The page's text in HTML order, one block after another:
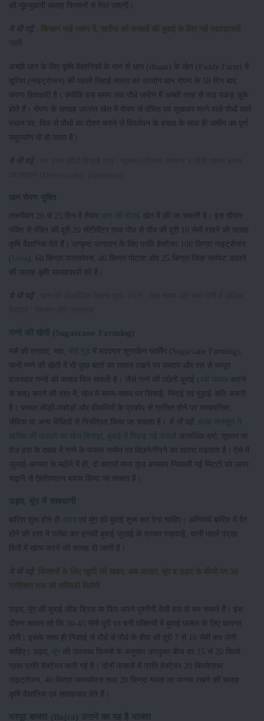
की मुंहजुबानी सलाह किसानों से मिल जाएगी।
ये भी पढ़ें
किसान भाई ध्यान दें, खरीफ की फसलों की बुवाई के लिए नई एडवाइजरी
जारी
अच्छी धान के लिए कृषि वैज्ञानिकों के मान से धान (dhaan) के खेत (Paddy Farm) में
यूरिया (नाइट्रोजन) की पहली तिहाई मात्रा का उपयोग धान रोपण के 58 दिन बाद
करना हितकारी है। क्योंकि इस समय तक पौधे जमीन में अच्छी तरह से जड़ पकड़ चुके
होते हैं। रोपण के सप्ताह उपरांत खेत में रोपण से वंचित एवं सूखकर मरने वाले पौधों वाले
स्थान पर, फिर से पौधों का रोपण करने से विरलेपन के बचाव के साथ ही जमीन का पूर्ण
सदुपयोग भी हो जाता है।
ये भी पढ़ें
तकरीबन 20 से 25 दिन में तैयार धान की रोपाई
खेत में की जा सकती है। इस दौरान
पंक्ति से पंक्ति की दूरी 20 सेंटीमीटर तथा पौध से पौध की दूरी 10 सेमी रखने की सलाह
कृषि वैज्ञानिक देते हैं। उत्कृष्ट उत्पादन के लिए प्रति हेक्टेयर 100 किग्रा नाइट्रोजन
(
Urea
), 60 किग्रा फास्फोरस, 40 किग्रा पोटाश और 25 किग्रा जिंक सल्फेट डालने
की सलाह कृषि सलाहकारों की है।
ये भी पढ़ें
गन्ने की खेती
गले की तरावट, मद्य, मीठे गुड़
में मददगार शुगरकैन फार्मिंग (Sugarcane Farming),
यानी गन्ने की खेती में भी कुछ बातों का ख्याल रखने पर दमदार और रस से भरपूर
वजनदार गन्नों की फसल मिल सकती है। जैसे गन्ने की पछेती बुवाई ( रबी फसल कटने
के बाद) करने की दशा में, खेत में समय-समय पर सिंचाई, निराई एवं गुड़ाई अति जरूरी
है। फसल कीड़ों-मकोड़ों और बीमारियों के प्रकोप से ग्रसित होने पर रासायनिक,
जैविक या अन्य विधियों से नियंत्रित किया जा सकता है।
ये भी पढ़ें
हल्के मानसून ने
खरीफ की फसलों का खेल बिगाड़ा, बुवाई में पिछड़ गईं फसलें
अत्यधिक वर्षा, तूफान या
तेज हवा के दबाव में गन्ने के फसल जमीन पर बिछने/गिरने का खतरा मंडराता है। ऐसे में
जुलाई-अगस्त के महीने में ही, दो कतारों मध्य कुंड बनाकर निकाली गई मिट्टी को ऊपर
चढ़ाने से ऐहतियातन बचाव किया जा सकता है।
बारिश शुरू होते ही उड़द एवं मूंग की बुवाई शुरू कर देना चाहिए। अनिवार्य बारिश में देर
होने की दशा में पलेवा कर इनकी बुवाई जुलाई के प्रथम पखवाड़े, यानी पहले पंद्रह
दिनों में खत्म करने की सलाह दी जाती है।
ये भी पढ़ें किसानों के लिए खुशी की खबर, अब अरहर, मूंग व उड़द के बीजों पर 50
प्रतिशत तक की सब्सिडी मिलेगी
उड़द, मूंग की बुवाई सीड ड्रिल या फिर अपने पुश्तैनी देसी हल से कर सकते हैं। इस
दौरान ख्याल रहे कि 30-45 सेमी दूरी पर बनी पक्तियों में बुवाई फसल के लिए कारगर
होगी। इसके साथ ही निकाई से पौधे से पौधे के बीच की दूरी 7 से 10 सेमी कर लेनी
चाहिए। उड़द, मूंग
की उपलब्ध किस्मों के अनुसार उपयुक्त बीज दर 15 से 20 किलो
ग्राम प्रति हेक्टेयर मानी गई है। दोनों फसलों में प्रति हेक्टेयर 20 किलोग्राम
नाइट्रोजन, 40 किग्रा फास्फोरस तथा 20 किग्रा गंधक का मानक रखने की सलाह
कृषि वैज्ञानिक एवं सलाहकार देते हैं।
Bajra